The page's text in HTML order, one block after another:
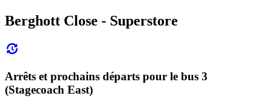
Berghott Close - Superstore
Arrêts et prochains départs pour le bus 3
(Stagecoach East)